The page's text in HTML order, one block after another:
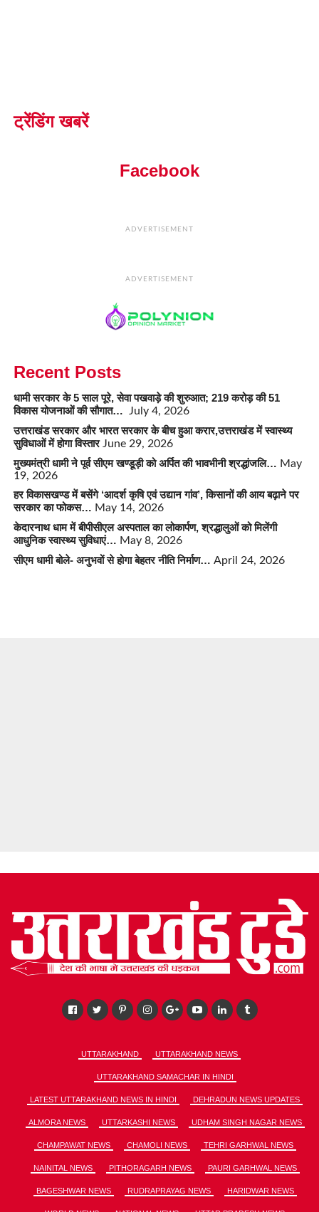
ट्रेंडिंग खबरें
Facebook
ADVERTISEMENT
ADVERTISEMENT
Recent Posts
धामी सरकार के 5 साल पूरे, सेवा पखवाड़े की शुरुआत; 219 करोड़ की 51
विकास योजनाओं की सौगात…
July 4, 2026
उत्तराखंड सरकार और भारत सरकार के बीच हुआ करार,उत्तराखंड में स्वास्थ्य
सुविधाओं में होगा विस्तार June 29, 2026
मुख्यमंत्री धामी ने पूर्व सीएम खण्डूड़ी को अर्पित की भावभीनी श्रद्धांजलि… May
19, 2026
हर विकासखण्ड में बसेंगे ‘आदर्श कृषि एवं उद्यान गांव’, किसानों की आय बढ़ाने पर
सरकार का फोकस… May 14, 2026
केदारनाथ धाम में बीपीसीएल अस्पताल का लोकार्पण, श्रद्धालुओं को मिलेंगी
आधुनिक स्वास्थ्य सुविधाएं… May 8, 2026
सीएम धामी बोले- अनुभवों से होगा बेहतर नीति निर्माण… April 24, 2026
UTTARAKHAND UTTARAKHAND NEWS
UTTARAKHAND SAMACHAR IN HINDI
LATEST UTTARAKHAND NEWS IN HINDI DEHRADUN NEWS UPDATES
ALMORA NEWS UTTARKASHI NEWS UDHAM SINGH NAGAR NEWS
CHAMPAWAT NEWS CHAMOLI NEWS TEHRI GARHWAL NEWS
NAINITAL NEWS PITHORAGARH NEWS PAURI GARHWAL NEWS
BAGESHWAR NEWS RUDRAPRAYAG NEWS HARIDWAR NEWS